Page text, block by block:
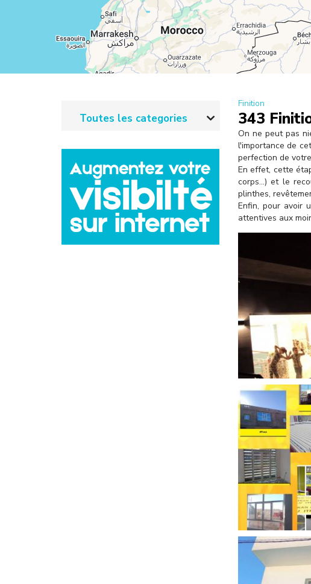
Toutes les categories
Finition
343
On ne peut pas
l'importance de
perfection de
En effet, cette
corps...) et le
plinthes,
Enfin, pour avoir
attentives aux